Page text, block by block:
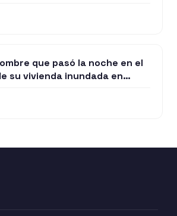
que pasó la noche en el
su vivienda inundada en